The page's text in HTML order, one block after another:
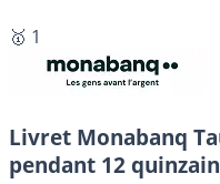
🥇 1
Livret Monabanq
pendant 12